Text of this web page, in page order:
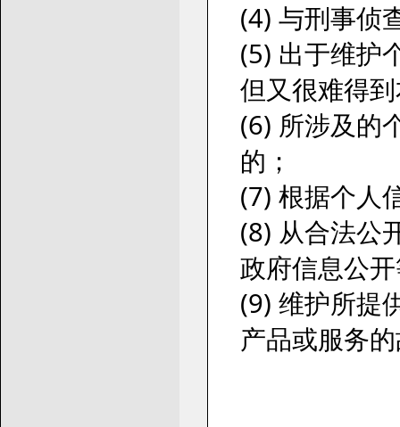
(4) 与刑事侦
(5) 出于维护
但又很难得
(6) 所涉及的
的；
(7) 根据个人
(8) 从合法公
政府信息公
(9) 维护所提
产品或服务